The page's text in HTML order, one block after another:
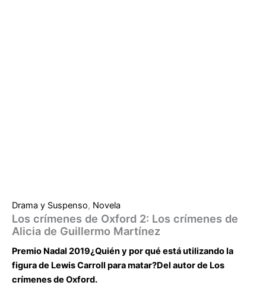
Drama y Suspenso, Novela
Los crímenes de Oxford 2: Los crímenes de
Alicia de Guillermo Martínez
Premio Nadal 2019¿Quién y por qué está utilizando la
figura de Lewis Carroll para matar?Del autor de Los
crímenes de Oxford.